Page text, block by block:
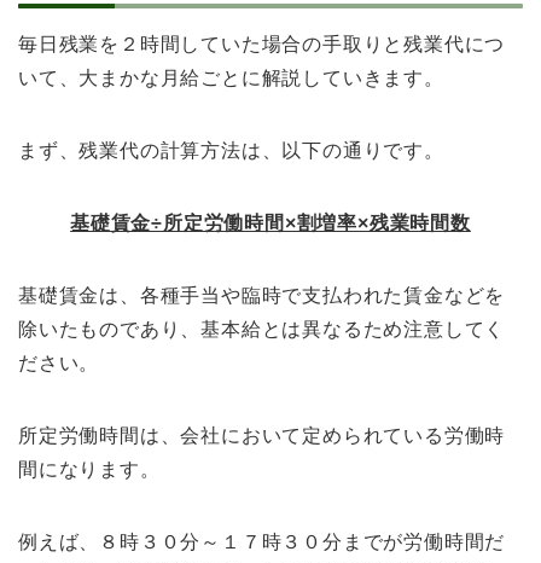
毎日残業を２時間していた場合の手取りと残業代につ
いて、大まかな月給ごとに解説していきます。
まず、残業代の計算方法は、以下の通りです。
基礎賃金÷所定労働時間×割増率×残業時間数
基礎賃金は、各種手当や臨時で支払われた賃金などを
除いたものであり、基本給とは異なるため注意してく
ださい。
所定労働時間は、会社において定められている労働時
間になります。
例えば、８時３０分～１７時３０分までが労働時間だ